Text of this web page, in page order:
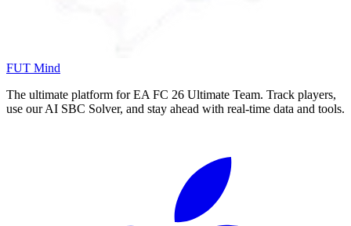
FUT Mind
The ultimate platform for EA FC 26 Ultimate Team. Track players,
use our AI SBC Solver, and stay ahead with real-time data and tools.